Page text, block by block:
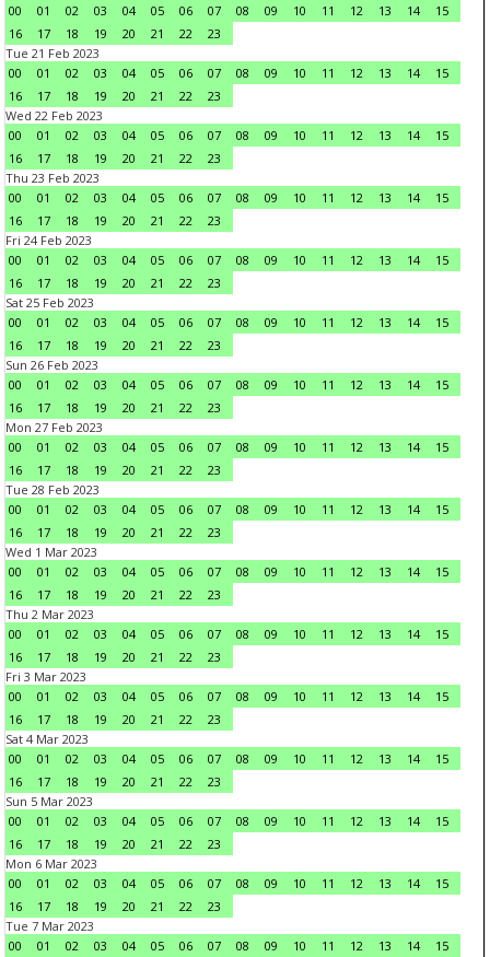
00
01 02 03 04 05 06 07 08 09 10 11 12 13 14
15
16
17 18 19 20 21 22
23
Tue 21 Feb 2023
00
01 02 03 04 05 06 07 08 09 10 11 12 13 14
15
16
17 18 19 20 21 22
23
Wed 22 Feb 2023
00
01 02 03 04 05 06 07 08 09 10 11 12 13 14
15
16
17 18 19 20 21 22
23
Thu 23 Feb 2023
00
01 02 03 04 05 06 07 08 09 10 11 12 13 14
15
16
17 18 19 20 21 22
23
Fri 24 Feb 2023
00
01 02 03 04 05 06 07 08 09 10 11 12 13 14
15
16
17 18 19 20 21 22
23
Sat 25 Feb 2023
00
01 02 03 04 05 06 07 08 09 10 11 12 13 14
15
16
17 18 19 20 21 22
23
Sun 26 Feb 2023
00
01 02 03 04 05 06 07 08 09 10 11 12 13 14
15
16
17 18 19 20 21 22
23
Mon 27 Feb 2023
00
01 02 03 04 05 06 07 08 09 10 11 12 13 14
15
16
17 18 19 20 21 22
23
Tue 28 Feb 2023
00
01 02 03 04 05 06 07 08 09 10 11 12 13 14
15
16
17 18 19 20 21 22
23
Wed 1 Mar 2023
00
01 02 03 04 05 06 07 08 09 10 11 12 13 14
15
16
17 18 19 20 21 22
23
Thu 2 Mar 2023
00
01 02 03 04 05 06 07 08 09 10 11 12 13 14
15
16
17 18 19 20 21 22
23
Fri 3 Mar 2023
00
01 02 03 04 05 06 07 08 09 10 11 12 13 14
15
16
17 18 19 20 21 22
23
Sat 4 Mar 2023
00
01 02 03 04 05 06 07 08 09 10 11 12 13 14
15
16
17 18 19 20 21 22
23
Sun 5 Mar 2023
00
01 02 03 04 05 06 07 08 09 10 11 12 13 14
15
16
17 18 19 20 21 22
23
Mon 6 Mar 2023
00
01 02 03 04 05 06 07 08 09 10 11 12 13 14
15
16
17 18 19 20 21 22
23
Tue 7 Mar 2023
00
01 02 03 04 05 06 07 08 09 10 11 12 13 14
15